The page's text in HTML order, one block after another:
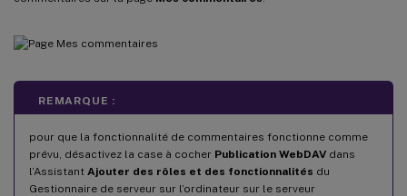
REMARQUE :
pour que la fonctionnalité de commentaires fonctionne comme
prévu, désactivez la case à cocher Publication WebDAV dans
l’Assistant Ajouter des rôles et des fonctionnalités du
Gestionnaire de serveur sur l’ordinateur sur le serveur